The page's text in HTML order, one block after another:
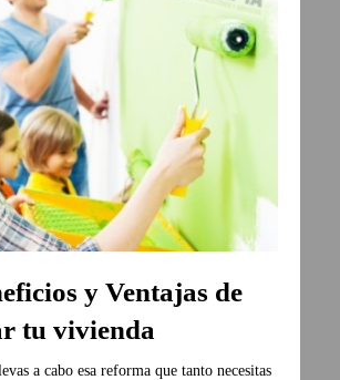
y Ventajas de
tu vivienda
a cabo esa reforma que tanto necesitas